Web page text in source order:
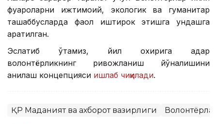
фуқароларни ижтимоий, экологик ва гуманитар
ташаббусларда фаол иштирок этишга ундашга
қаратилган.
Эслатиб ўтамиз, йил охирига қадар
волонтёрликнинг ривожланиш йўналишини
аниқлаш концепцияси ишлаб чиқилади.
ҚР Маданият ва ахборот вазирлиги